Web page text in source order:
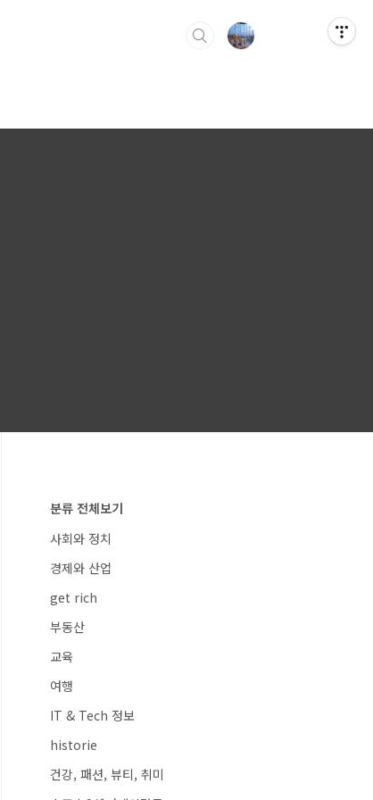
분류 전체보기
사회와 정치
경제와 산업
get rich
부동산
교육
여행
IT & Tech 정보
historie
건강, 패션, 뷰티, 취미